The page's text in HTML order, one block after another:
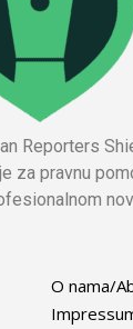
Reporters
za pravnu
O nama/